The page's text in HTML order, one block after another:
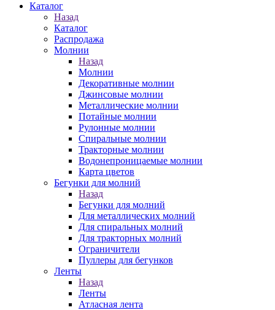
Каталог
Назад
Каталог
Распродажа
Молнии
Назад
Молнии
Декоративные молнии
Джинсовые молнии
Металлические молнии
Потайные молнии
Рулонные молнии
Спиральные молнии
Тракторные молнии
Водонепроницаемые молнии
Карта цветов
Бегунки для молний
Назад
Бегунки для молний
Для металлических молний
Для спиральных молний
Для тракторных молний
Ограничители
Пуллеры для бегунков
Ленты
Назад
Ленты
Атласная лента